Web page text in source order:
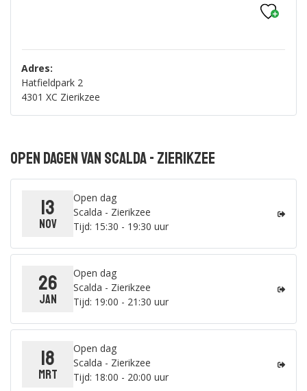
Adres:
Hatfieldpark 2
4301 XC Zierikzee
Open dagen van Scalda - Zierikzee
13
nov
Open dag
Scalda - Zierikzee
Tijd: 15:30 - 19:30 uur
26
jan
Open dag
Scalda - Zierikzee
Tijd: 19:00 - 21:30 uur
18
mrt
Open dag
Scalda - Zierikzee
Tijd: 18:00 - 20:00 uur